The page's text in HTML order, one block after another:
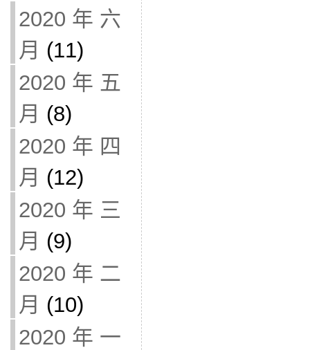
2020 年 六
月 (11)
2020 年 五
月 (8)
2020 年 四
月 (12)
2020 年 三
月 (9)
2020 年 二
月 (10)
2020 年 一